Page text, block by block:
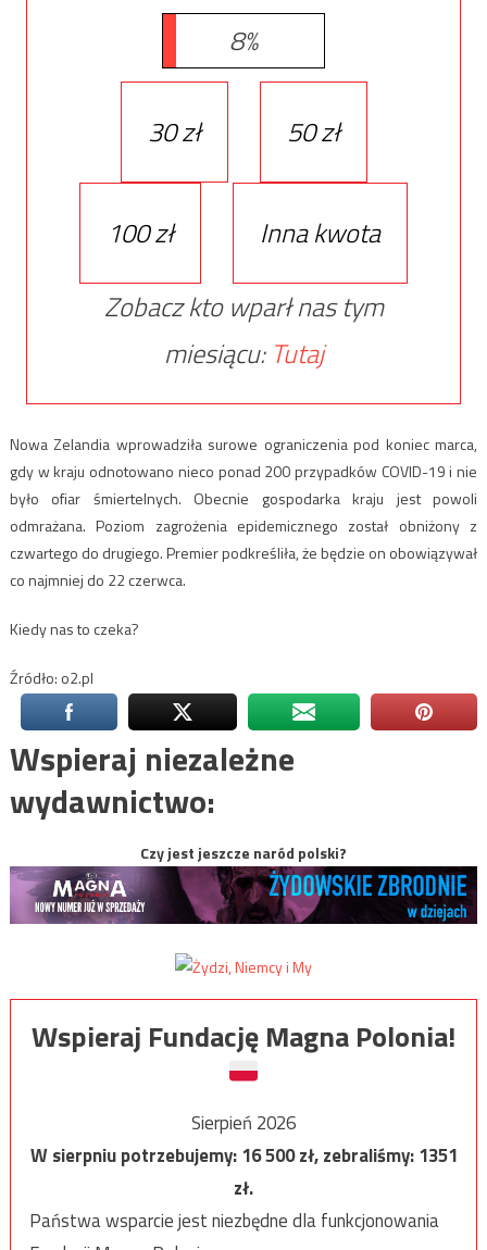
8%
30 zł 50 zł
100 zł
Inna kwota
Zobacz kto wparł nas tym
miesiącu: Tutaj
Nowa Zelandia wprowadziła surowe ograniczenia pod koniec marca,
gdy w kraju odnotowano nieco ponad 200 przypadków COVID-19 i nie
było ofiar śmiertelnych. Obecnie gospodarka kraju jest powoli
odmrażana. Poziom zagrożenia epidemicznego został obniżony z
czwartego do drugiego. Premier podkreśliła, że będzie on obowiązywał
co najmniej do 22 czerwca.
Kiedy nas to czeka?
Źródło: o2.pl
Wspieraj niezależne
wydawnictwo:
Czy jest jeszcze naród polski?
Wspieraj Fundację Magna Polonia!
Sierpień 2026
W sierpniu potrzebujemy:16 500zł, zebraliśmy:1351
zł.
Państwa wsparcie jest niezbędne dla funkcjonowania